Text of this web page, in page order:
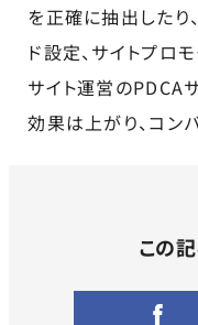
を正確に抽出したり
ド設定、サイトプロ
サイト運営のPDCA
効果は上がり、コン
この